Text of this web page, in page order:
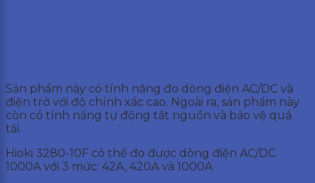
Sản phẩm này có tính năng đo dòng điện AC/DC và
điện trở với độ chính xác cao. Ngoài ra, sản phẩm này
còn có tính năng tự động tắt nguồn và bảo vệ quá
tải.
Hioki 3280-10F có thể đo được dòng điện AC/DC
1000A với 3 mức: 42A, 420A và 1000A